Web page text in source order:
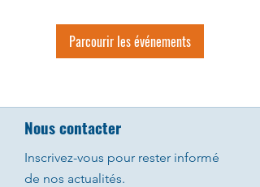
Parcourir les événements
Nous contacter
Inscrivez-vous pour rester informé
de nos actualités.